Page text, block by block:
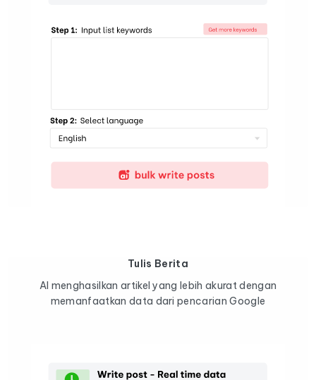
Tulis Berita
AI menghasilkan artikel yang lebih akurat dengan
memanfaatkan data dari pencarian Google